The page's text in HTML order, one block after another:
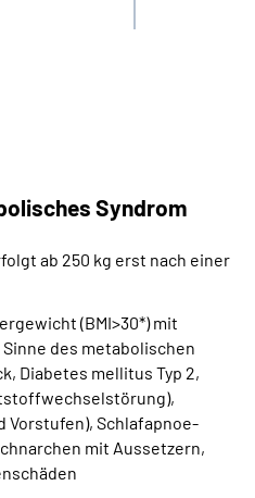
Syndrom
ab 250 kg erst nach einer
(BMI>30*) mit
des metabolischen
Diabetes mellitus Typ 2,
Vorstufen), Schlafapnoe-
mit Aussetzern,